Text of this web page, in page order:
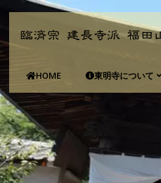
ン
ス
キ
ッ
プ
HOME 東明寺について